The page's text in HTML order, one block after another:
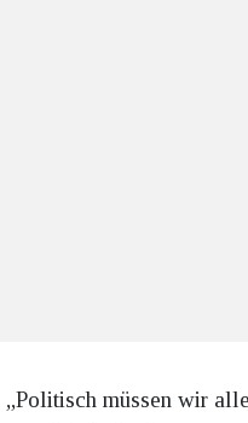
„Politisch müssen wir